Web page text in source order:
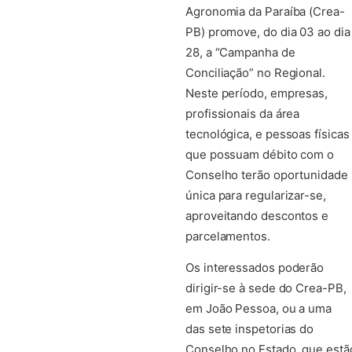
Agronomia da Paraíba (Crea-
PB) promove, do dia 03 ao dia
28, a “Campanha de
Conciliação” no Regional.
Neste período, empresas,
profissionais da área
tecnológica, e pessoas físicas
que possuam débito com o
Conselho terão oportunidade
única para regularizar-se,
aproveitando descontos e
parcelamentos.
Os interessados poderão
dirigir-se à sede do Crea-PB,
em João Pessoa, ou a uma
das sete inspetorias do